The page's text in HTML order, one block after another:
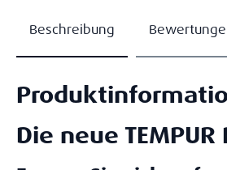
Beschreibung
Die neue